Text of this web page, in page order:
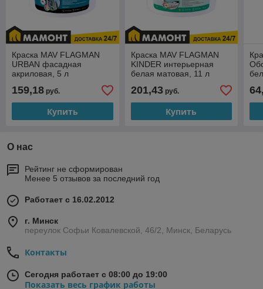
Краска MAV FLAGMAN
URBAN фасадная
акриловая, 5 л
159,18 руб.
Купить
Краска MAV FLAGMAN
KINDER интерьерная
белая матовая, 11 л
201,43руб.
Купить
О нас
Рейтинг не сформирован
Менее 5 отзывов за последний год
Работает с 16.02.2012
г. Минск
переулок Софьи Ковалевской, 46/2, Минск, Беларусь
Контакты
Сегодня работает с 08:00 до 19:00
Показать весь график работы